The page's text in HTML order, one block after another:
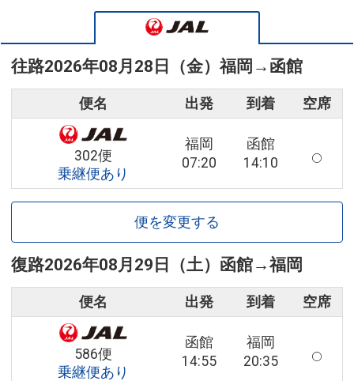
往路2026年08月28日（金）福岡 → 函館
便名 出発 到着 空席
302便
乗継便あり
福岡
07:20
函館
14:10
便を変更する
復路2026年08月29日（土） 函館→福岡
便名 出発 到着 空席
586便
乗継便あり
函館
14:55
福岡
20:35